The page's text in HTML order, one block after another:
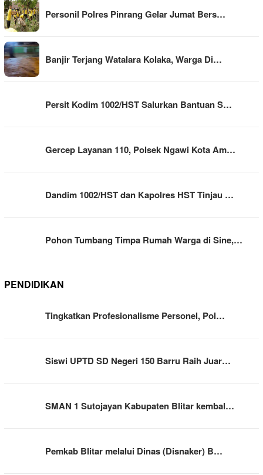
Personil Polres Pinrang Gelar Jumat Bers…
Banjir Terjang Watalara Kolaka, Warga Di…
Persit Kodim 1002/HST Salurkan Bantuan S…
Gercep Layanan 110, Polsek Ngawi Kota Am…
Dandim 1002/HST dan Kapolres HST Tinjau …
Pohon Tumbang Timpa Rumah Warga di Sine,…
PENDIDIKAN
Tingkatkan Profesionalisme Personel, Pol…
Siswi UPTD SD Negeri 150 Barru Raih Juar…
SMAN 1 Sutojayan Kabupaten Blitar kembal…
Pemkab Blitar melalui Dinas (Disnaker) B…